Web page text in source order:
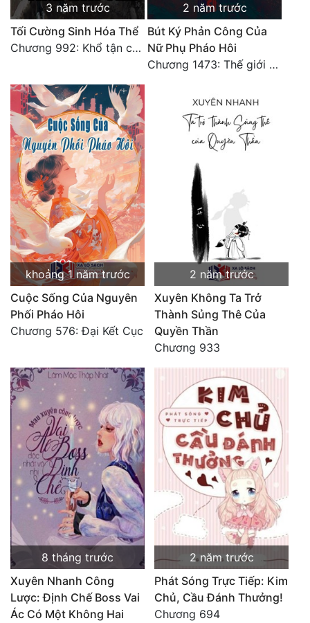
Xuyên Nhanh
Xuyên Sách
Điền Văn
Đô Thị
Đông Phương
Đông Phương Huyền Huyễn
Đồng Nhân
Cẩu Đạo Trường Sinh
Ngự Thú
Truyện Nam
Vô Địch Lưu
Xây Dựng Thế Lực
Đam Mỹ
Đẹp Hiệp
Tính Cách Nhân Vật :
Cơ Trí
Sát Phạt Quyết Đoán
Vô Sỉ
3 năm trước
Tối Cường Sinh Hóa Thể
Chương 992: Khổ tận cam lai (Đại kết cục)
2 năm trước
Bút Ký Phản Công Của
Nữ Phụ Pháo Hôi
Chương 1473: Thế giới vườn trường 13
khoảng 1 năm trước
Cuộc Sống Của Nguyên
Phối Pháo Hôi
Chương 576: Đại Kết Cục
2 năm trước
Xuyên Không Ta Trở
Thành Sủng Thê Của
Quyền Thần
Chương 933
8 tháng trước
Xuyên Nhanh Công
Lược: Định Chế Boss Vai
Ác Có Một Không Hai
2 năm trước
Phát Sóng Trực Tiếp: Kim
Chủ, Cầu Đánh Thưởng!
Chương 694